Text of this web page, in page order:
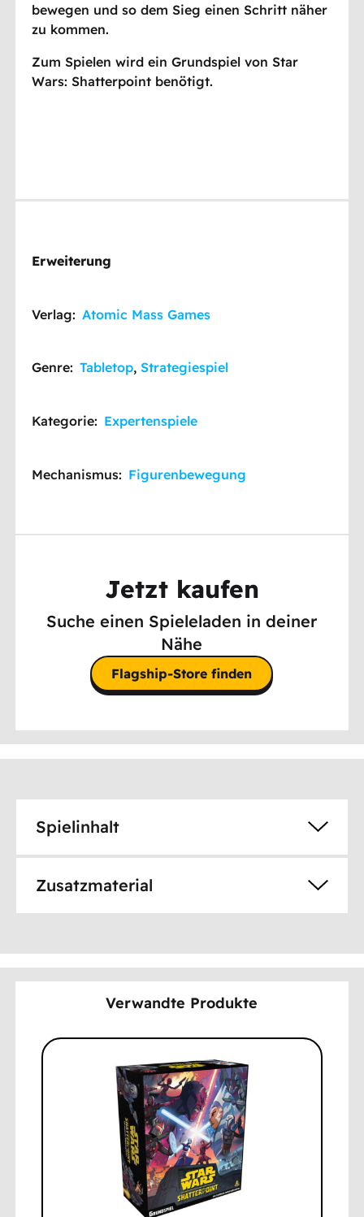
bewegen und so dem Sieg einen Schritt näher
zu kommen.
Zum Spielen wird ein Grundspiel von Star
Wars: Shatterpoint benötigt.
Erweiterung
Verlag: Atomic Mass Games
Genre: Tabletop, Strategiespiel
Kategorie: Expertenspiele
Mechanismus: Figurenbewegung
Jetzt kaufen
Suche einen Spieleladen in deiner
Nähe
Flagship-Store finden
Spielinhalt
Zusatzmaterial
Verwandte Produkte